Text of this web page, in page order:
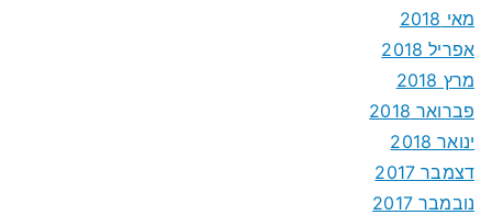
מאי 2018
אפריל 2018
מרץ 2018
פברואר 2018
ינואר 2018
דצמבר 2017
נובמבר 2017